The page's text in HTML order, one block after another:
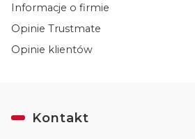
Informacje o firmie
Opinie Trustmate
Opinie klientów
Kontakt